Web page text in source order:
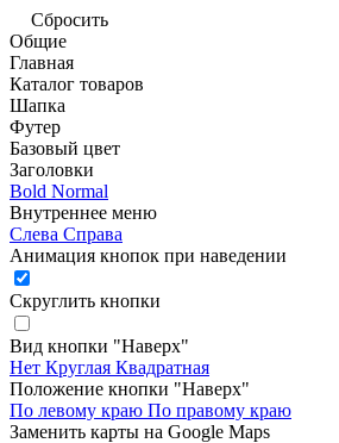
Сбросить
Общие
Главная
Каталог товаров
Шапка
Футер
Базовый цвет
Заголовки
Bold Normal
Внутреннее меню
Слева Справа
Анимация кнопок при наведении
Скруглить кнопки
Вид кнопки "Наверх"
Нет Круглая Квадратная
Положение кнопки "Наверх"
По левому краю По правому краю
Заменить карты на Google Maps